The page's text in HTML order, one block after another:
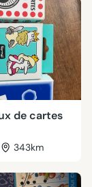
de cartes
343km